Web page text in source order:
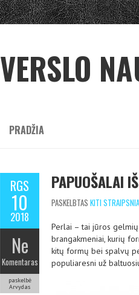
VERSLO
PRADŽIA
RGS
10
2018
Ne
Komentaras
paskelbė
Arvydas
PAPUOŠALAI
PASKELBTAS KITI
Perlai – tai jūros
brangakmeniai, kurių
kitų formų bei spalvų
populiaresni už